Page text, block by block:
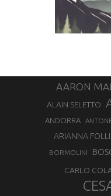
AARON
ALAIN SELETTO
ANDORRA
ARIANNA
BORMOLINI
CARLO